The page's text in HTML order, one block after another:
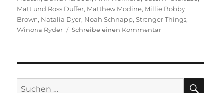
Matt und Ross Duffer, Matthew Modine, Millie Bobby
Brown, Natalia Dyer, Noah Schnapp,Stranger Things,
Winona Ryder
Schreibe einen Kommentarzu
Suchen